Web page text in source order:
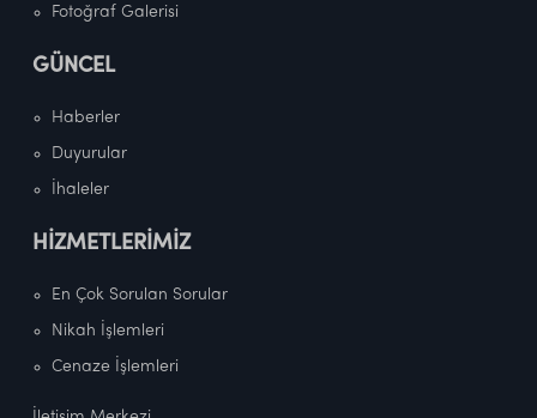
Fotoğraf Galerisi
GÜNCEL
Haberler
Duyurular
İhaleler
HİZMETLERİMİZ
En Çok Sorulan Sorular
Nikah İşlemleri
Cenaze İşlemleri